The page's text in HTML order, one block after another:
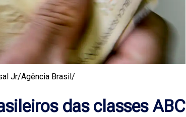
Jr/Agência Brasil/
das classes ABC